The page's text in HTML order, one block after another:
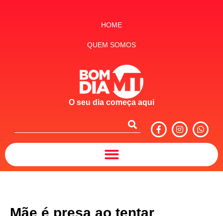
HOME
QUEM SOMOS
O seu dia começa aqui
Mãe é presa ao tentar